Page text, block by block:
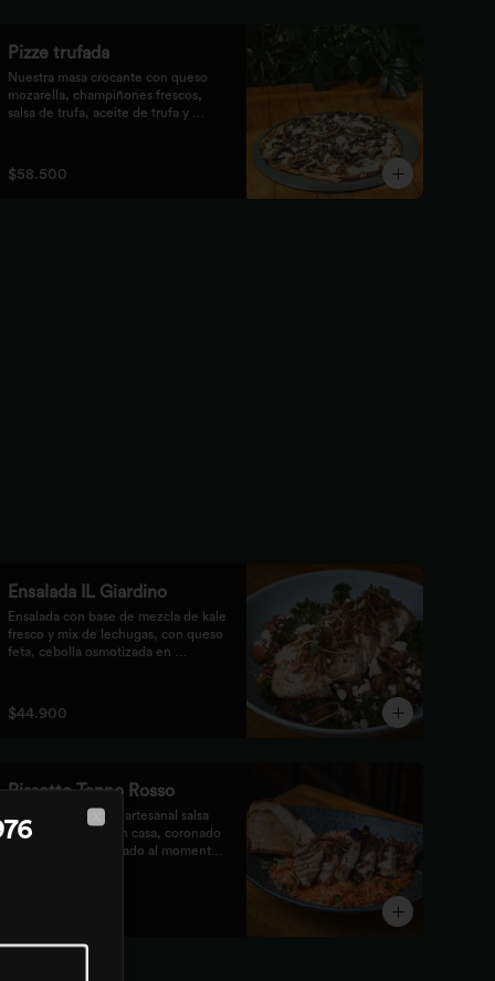
Pizze trufada
Nuestra masa crocante con queso
mozarella, champiñones frescos,
salsa de trufa, aceite de trufa y
$58.500
Ensalada IL Giardino
Ensalada con base de mezcla de kale
fresco y mix de lechugas, con queso
feta, cebolla osmotizada en
Acompañada de nuestro jugoso
Pollo Romero y finalizada con cipolla
$44.900
Rissotto Tonno Rosso
Risotto con nuestra artesanal salsa
pomodoro hecha en casa, coronado
con atún fresco sellado al momento,
Close